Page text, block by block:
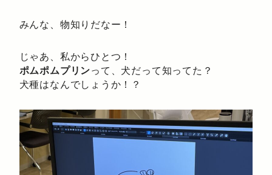
みんな、物知りだなー！
じゃあ、私からひとつ！
ポムポムプリンって、犬だって知ってた？
犬種はなんでしょうか！？